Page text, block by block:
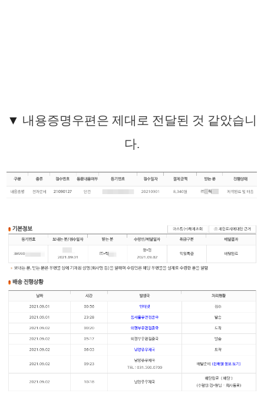
▼ 내용증명우편은 제대로 전달된 것 같았습니
다.